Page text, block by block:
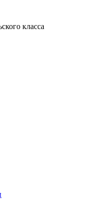
класса